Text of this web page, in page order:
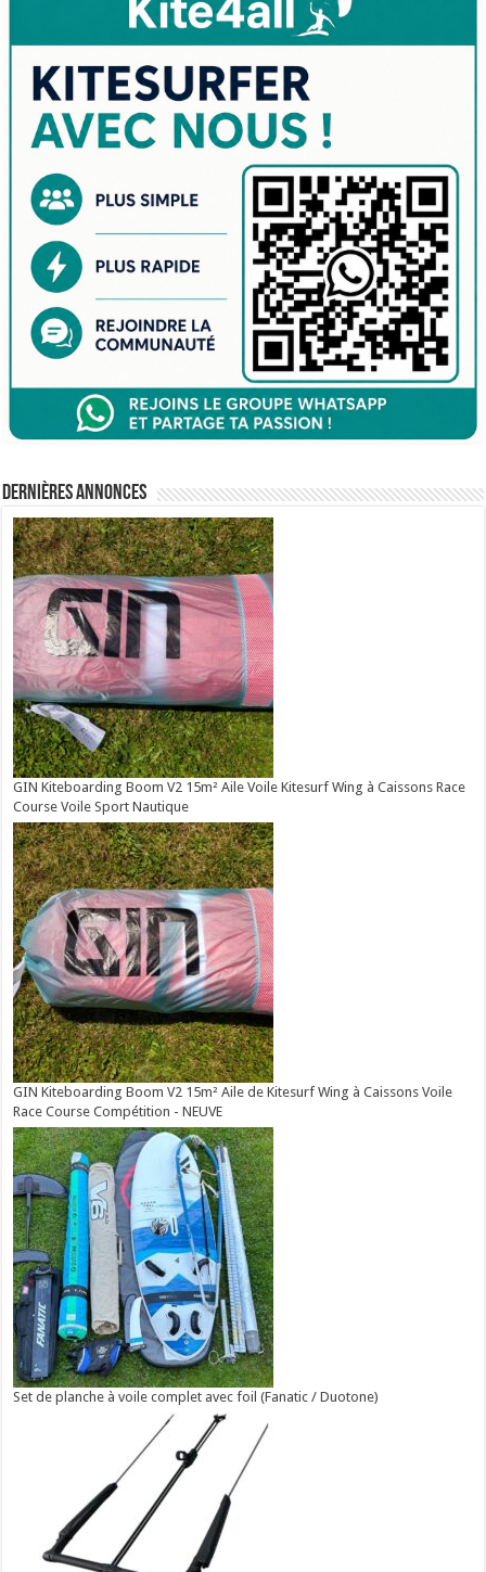
Dernières annonces
GIN Kiteboarding Boom V2 15m² Aile Voile Kitesurf Wing à Caissons Race
Course Voile Sport Nautique
GIN Kiteboarding Boom V2 15m² Aile de Kitesurf Wing à Caissons Voile
Race Course Compétition - NEUVE
Set de planche à voile complet avec foil (Fanatic / Duotone)